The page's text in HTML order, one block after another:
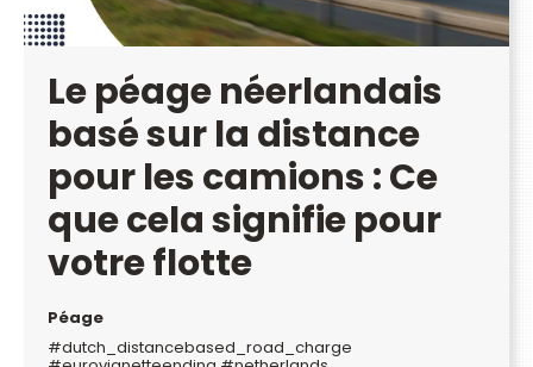
Le péage néerlandais
basé sur la distance
pour les camions : Ce
que cela signifie pour
votre flotte
Péage
#dutch_distancebased_road_charge